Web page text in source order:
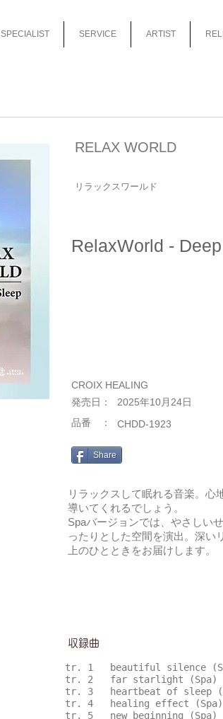
SPECIALIST SERVICE ARTIST
RELAX WORLD
リラックスワールド
RelaxWorld -
CROIX HEALING
2025年10月24日
​発売日：
​品番 ：
CHDD-1923
Share
リラックスして眠れる音楽。心
導いてくれるでしょう。
Spaバージョンでは、やさしい
ったりとした空間を演出。深い
上のひとときをお届けします。
​収録曲
tr. 1 beautiful silence
tr. 2 far starlight (Spa)
tr. 3 heartbeat of sleep
tr. 4 healing effect (Spa)
tr. 5 new beginning (Spa)